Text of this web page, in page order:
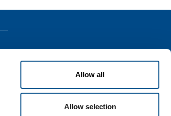
Allow all
Allow selection